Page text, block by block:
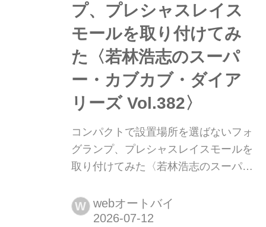
プ、プレシャスレイス
モールを取り付けてみ
た〈若林浩志のスーパ
ー・カブカブ・ダイア
リーズ Vol.382〉
コンパクトで設置場所を選ばないフォ
グランプ、プレシャスレイスモールを
取り付けてみた〈若林浩志のスーパ
Vol.382〉 霧での安全確保だけじゃな
く、ヘッドランプの補助としてもフォ
W webオートバイ